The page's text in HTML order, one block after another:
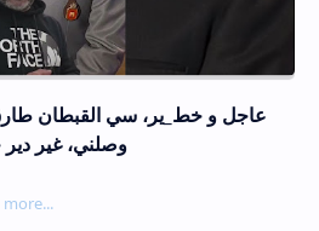
عاجل و خط_ير، سي القبطان
وصلني، غير دير